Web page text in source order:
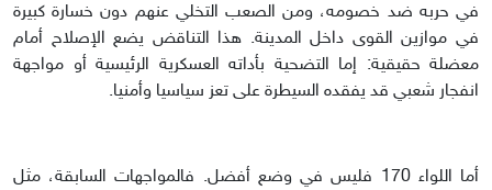
في حربه ضد خصومه، ومن الصعب التخلي عنهم دون خسارة كبيرة
في موازين القوى داخل المدينة. هذا التناقض يضع الإصلاح أمام
معضلة حقيقية: إما التضحية بأداته العسكرية الرئيسية أو مواجهة
انفجار شعبي قد يفقده السيطرة على تعز سياسيا وأمنيا.
أما اللواء 170 فليس في وضع أفضل. فالمواجهات السابقة، مثل